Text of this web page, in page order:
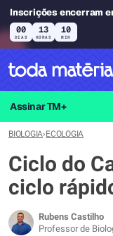
Inscrições encerram
00
DIAS
13
HORAS
10
MIN
Assinar TM+
BIOLOGIA›ECOLOGIA
Ciclo do
ciclo
Rubens Castilho
Professor de